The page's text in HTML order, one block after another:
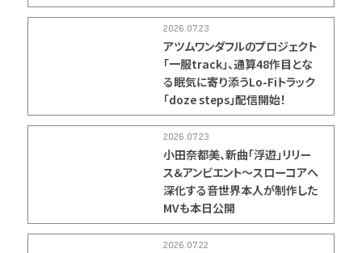
2026.07.23
アツムワンダフルのプロジェクト
「一服track」、通算48作目とな
る眠気に寄り添うLo-Fiトラック
「doze steps」配信開始！
2026.07.23
小田奈都美、新曲「浮遊」リリー
ス＆アンビエント～スローコアへ
深化する音世界本人が制作した
MVも本日公開
2026.07.22